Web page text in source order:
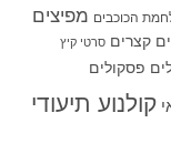
הכוכבים מפיצים
קצרים סרטי קיץ
פסקולים
קולנוע תיעודי